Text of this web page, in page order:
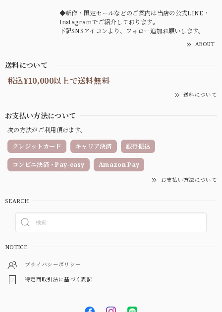
◆新作・限定セールなどのご案内は当店の公式LINE・
Instagramでご紹介しております。
下記SNSアイコンより、フォロー追加お願いします。
ABOUT
送料について
税込¥10,000以上で送料無料
送料について
お支払い方法について
次の方法がご利用頂けます。
クレジットカード
キャリア決済 銀行振込
コンビニ決済・Pay-easy Amazon Pay
お支払い方法について
SEARCH
NOTICE
プライバシーポリシー
特定商取引法に基づく表記